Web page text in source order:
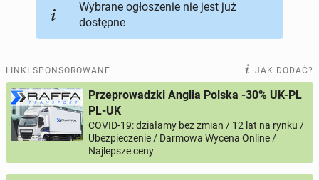
Wybrane ogłoszenie nie jest już
dostępne
LINKI SPONSOROWANE JAK DODAĆ?
Przeprowadzki Anglia Polska -30% UK-PL
PL-UK
COVID-19: działamy bez zmian / 12 lat na rynku /
Ubezpieczenie / Darmowa Wycena Online /
Najlepsze ceny